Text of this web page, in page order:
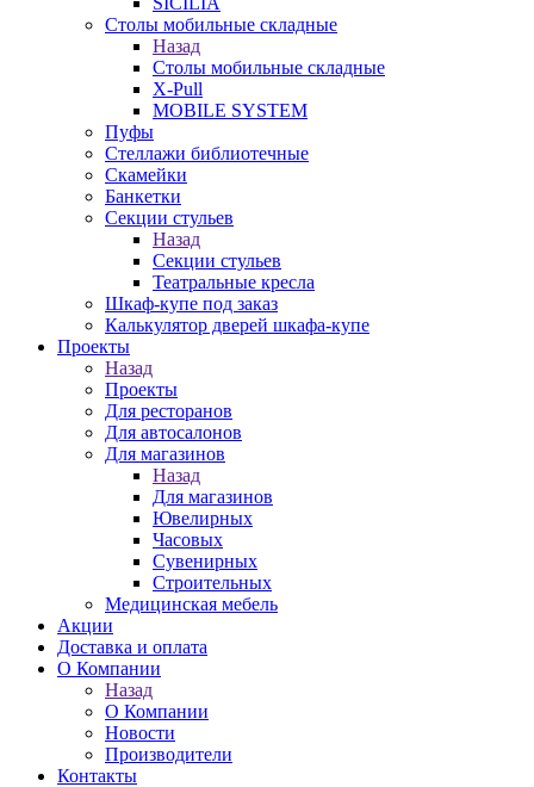
Столы мобильные складные
Назад
Столы мобильные складные
X-Pull
MOBILE SYSTEM
Пуфы
Стеллажи библиотечные
Скамейки
Банкетки
Секции стульев
Назад
Секции стульев
Театральные кресла
Шкаф-купе под заказ
Калькулятор дверей шкафа-купе
Проекты
Назад
Проекты
Для ресторанов
Для автосалонов
Для магазинов
Назад
Для магазинов
Ювелирных
Часовых
Сувенирных
Строительных
Медицинская мебель
Акции
Доставка и оплата
О Компании
Назад
О Компании
Новости
Производители
Контакты